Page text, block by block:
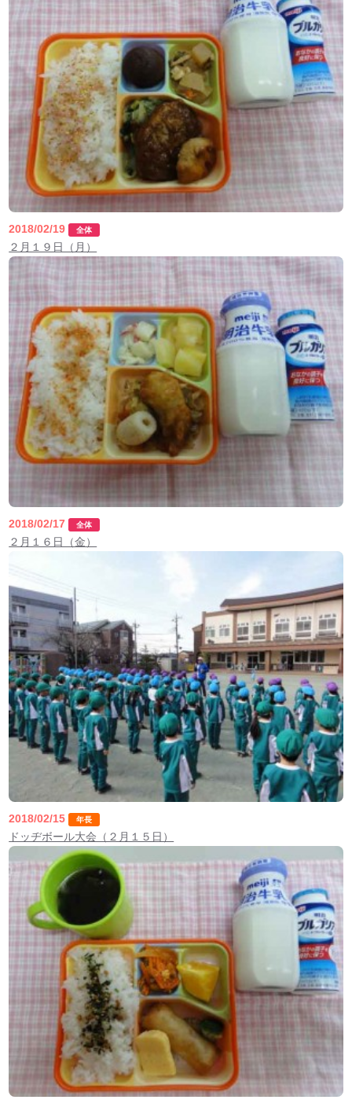
2018/02/19 全体
２月１９日（月）
2018/02/17 全体
２月１６日（金）
2018/02/15 年長
ドッヂボール大会（２月１５日）